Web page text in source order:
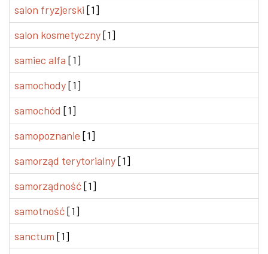
salon fryzjerski [1]
salon kosmetyczny[1]
samiec alfa [1]
samochody[1]
samochód [1]
samopoznanie [1]
samorząd terytorialny[1]
samorządność[1]
samotność[1]
sanctum [1]